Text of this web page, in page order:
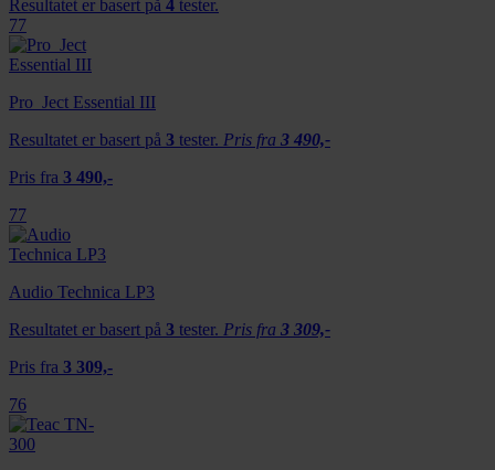
Resultatet er basert på 4 tester.
77
Pro_Ject Essential III
Resultatet er basert på 3 tester. Pris fra 3 490,-
Pris fra 3 490,-
77
Audio Technica LP3
Resultatet er basert på 3 tester. Pris fra 3 309,-
Pris fra 3 309,-
76